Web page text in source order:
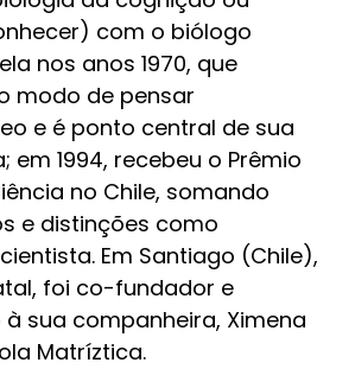
com o biólogo
nos anos 1970, que
modo de pensar
e é ponto central de sua
em 1994, recebeu o Prêmio
no Chile, somando
e distinções como
Em Santiago (Chile),
foi co-fundador e
sua companheira, Ximena
Matríztica.